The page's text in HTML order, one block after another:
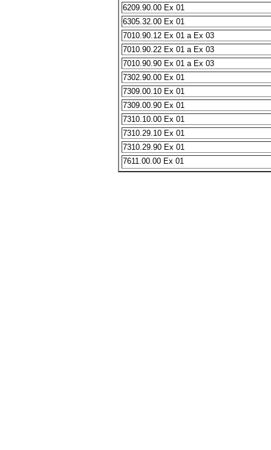
6209.90.00 Ex 01
6305.32.00 Ex 01
7010.90.12 Ex 01 a Ex 03
7010.90.22 Ex 01 a Ex 03
7010.90.90 Ex 01 a Ex 03
7302.90.00 Ex 01
7309.00.10 Ex 01
7309.00.90 Ex 01
7310.10.00 Ex 01
7310.29.10 Ex 01
7310.29.90 Ex 01
7611.00.00 Ex 01